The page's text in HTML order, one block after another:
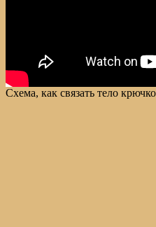
Схема, как связать тело